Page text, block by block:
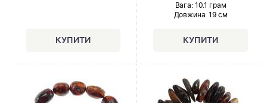
Вага: 10.1 грам
Довжина: 19 см